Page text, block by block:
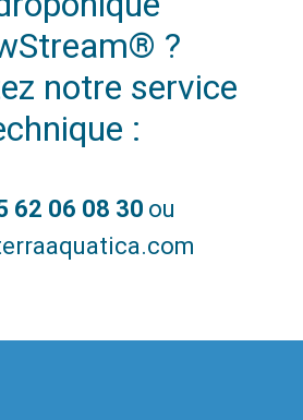
?
notre service
:
62 06 08 30 ou